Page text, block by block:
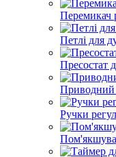
Перемикач
Петлі для
Пресостат
Приводний
Ручки